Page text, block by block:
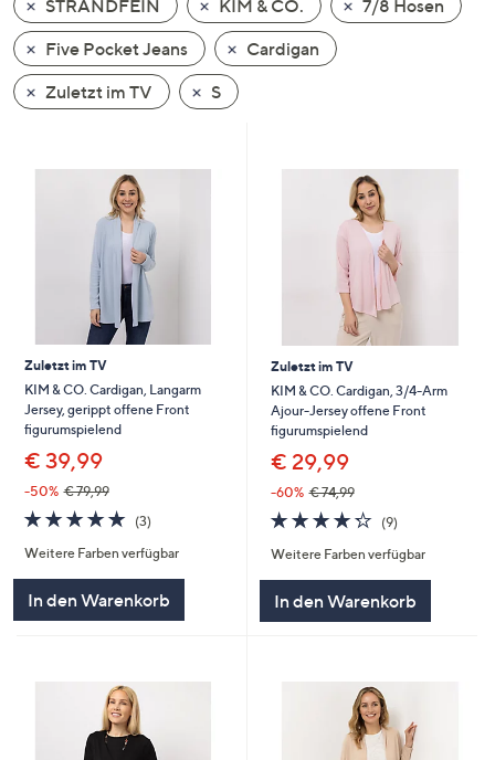
oder
wischen
Sie
auf
nach
anzuzeigen.
STRANDFEIN
KIM & CO.
7/8 Hosen
Five Pocket Jeans
Cardigan
Zuletzt im TV
S
Zuletzt im TV
KIM & CO. Cardigan, Langarm
Jersey, gerippt offene Front
figurumspielend
€ 39,99
-50% € 79,99
5.0
von
5
(3)3
Weitere Farben verfügbar
In den Warenkorb
Zuletzt im TV
KIM & CO. Cardigan, 3/4-Arm
Ajour-Jersey offene Front
figurumspielend
€ 29,99
-60% € 74,99
4.2
von
5
(9)9
Weitere Farben verfügbar
In den Warenkorb